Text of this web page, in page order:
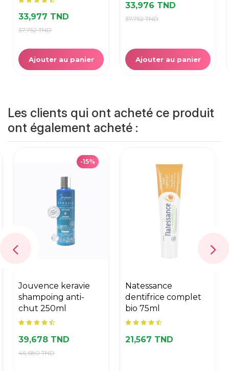
33,977 TND
37,752 TND
Ajouter au panier
33,976 TND
37,752 TND
Ajouter au panier
Les clients qui ont acheté ce produit
ont également acheté :
-15%
jouvence keravie
shampoing anti-
chut 250ml
39,678 TND
46,680 TND
natessance
dentifrice complet
bio 75ml
21,567 TND